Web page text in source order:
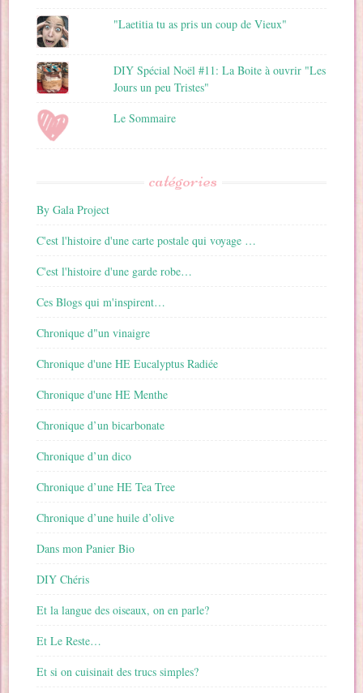
"Laetitia tu as pris un coup de Vieux"
DIY Spécial Noël #11: La Boite à ouvrir "Les
Jours un peu Tristes"
Le Sommaire
catégories
By Gala Project
C'est l'histoire d'une carte postale qui voyage …
C'est l'histoire d'une garde robe…
Ces Blogs qui m'inspirent…
Chronique d"un vinaigre
Chronique d'une HE Eucalyptus Radiée
Chronique d'une HE Menthe
Chronique d’un bicarbonate
Chronique d’un dico
Chronique d’une HE Tea Tree
Chronique d’une huile d’olive
Dans mon Panier Bio
DIY Chéris
Et la langue des oiseaux, on en parle?
Et Le Reste…
Et si on cuisinait des trucs simples?